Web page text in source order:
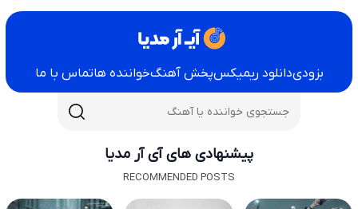
بزودیدانلود ریمیکسپخش آهنگخواننده هاتماس با ما
پیشنهادی های آی آر مدیا
RECOMMENDED POSTS